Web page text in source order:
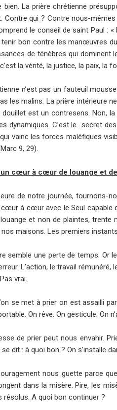
bien. La prière chrétienne
Contre qui ? Contre nous-
le conseil de saint Paul :
tenir bon contre les manœuvres
de ténèbres qui dominent
la vérité, la justice, la paix, la
n’est pas un fauteuil
les malins. La prière intérieure
est un contresens. Non,
dynamiques. C’est le secret
vainc les forces maléfiques
9, 29).
un cœur à cœur de louange et
de notre journée, tournons-
cœur à cœur avec le Seul
et non de plaintes, trente
nos maisons. Les premiers
semble une perte de temps. Or
L’action, le travail
vrai.
se met à prier on est assailli
On rêve. On gesticule. On
de prier peut nous envahir.
dit : à quoi bon ? On s’installe
nous guette parce
dans la misère. Pire, les
résolus. A quoi bon continuer ?